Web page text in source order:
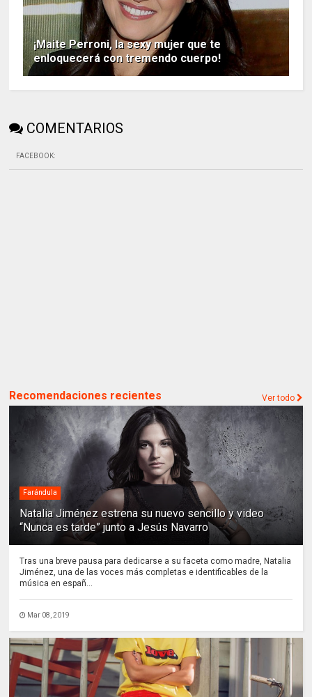
¡Maite Perroni, la sexy mujer que te
enloquecerá con tremendo cuerpo!
COMENTARIOS
FACEBOOK:
Recomendaciones recientes Ver todo
Farándula
Natalia Jiménez estrena su nuevo sencillo y video
“Nunca es tarde” junto a Jesús Navarro
Tras una breve pausa para dedicarse a su faceta como madre, Natalia
Jiménez, una de las voces más completas e identificables de la
música en españ...
Mar 08, 2019